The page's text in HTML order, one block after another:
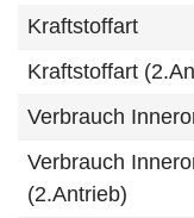
Kraftstoffart
Kraftstoffart
Verbrauch
Verbrauch
(2.Antrieb)